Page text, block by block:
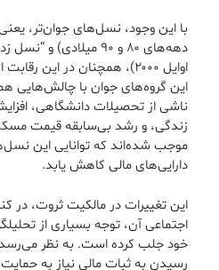
با این وجود، نسل‌های جوان‌تر،
اوایل ۲۰۰۰)، همچنان در این
این گروه‌های جوان با
ناشی از تحصیلات دانشگاهی،
زندگی، و رشد بی‌سابقه قیمت
موجب شده‌اند که توانایی این
دارایی‌های مالی کاهش یابد.
این تغییرات در مالکیت ثروت، در
اجتماعی آن، توجه بسیاری از
خود جلب کرده است. به نظر
رسیدن به ثبات مالی نیاز به